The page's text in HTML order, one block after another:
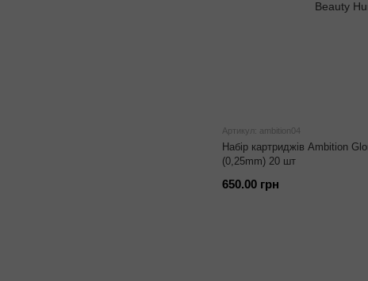
Артикул: ambition04
Набір картриджів Ambition
(0,25mm) 20 шт
650.00 грн